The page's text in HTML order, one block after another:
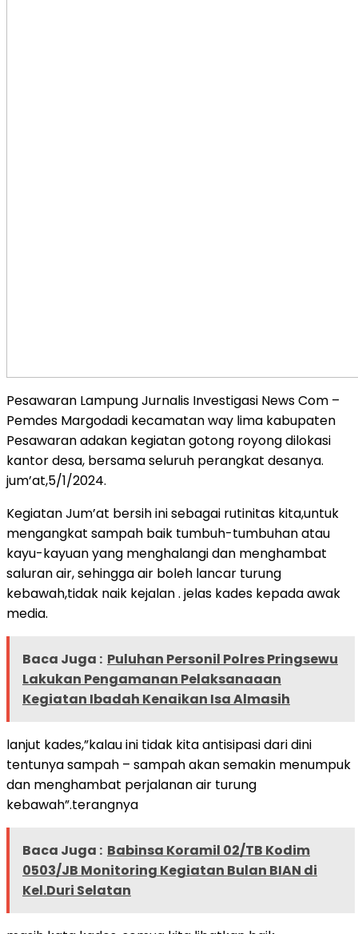
Pesawaran Lampung Jurnalis Investigasi News Com –
Pemdes Margodadi kecamatan way lima kabupaten
Pesawaran adakan kegiatan gotong royong dilokasi
kantor desa, bersama seluruh perangkat desanya.
jum’at,5/1/2024.
Kegiatan Jum’at bersih ini sebagai rutinitas kita,untuk
mengangkat sampah baik tumbuh-tumbuhan atau
kayu-kayuan yang menghalangi dan menghambat
saluran air, sehingga air boleh lancar turung
kebawah,tidak naik kejalan . jelas kades kepada awak
media.
Baca Juga : Puluhan Personil Polres Pringsewu
Lakukan Pengamanan Pelaksanaaan
Kegiatan Ibadah Kenaikan Isa Almasih
lanjut kades,”kalau ini tidak kita antisipasi dari dini
tentunya sampah – sampah akan semakin menumpuk
dan menghambat perjalanan air turung
kebawah”.terangnya
Baca Juga : Babinsa Koramil 02/TB Kodim
0503/JB Monitoring Kegiatan Bulan BIAN di
Kel.Duri Selatan